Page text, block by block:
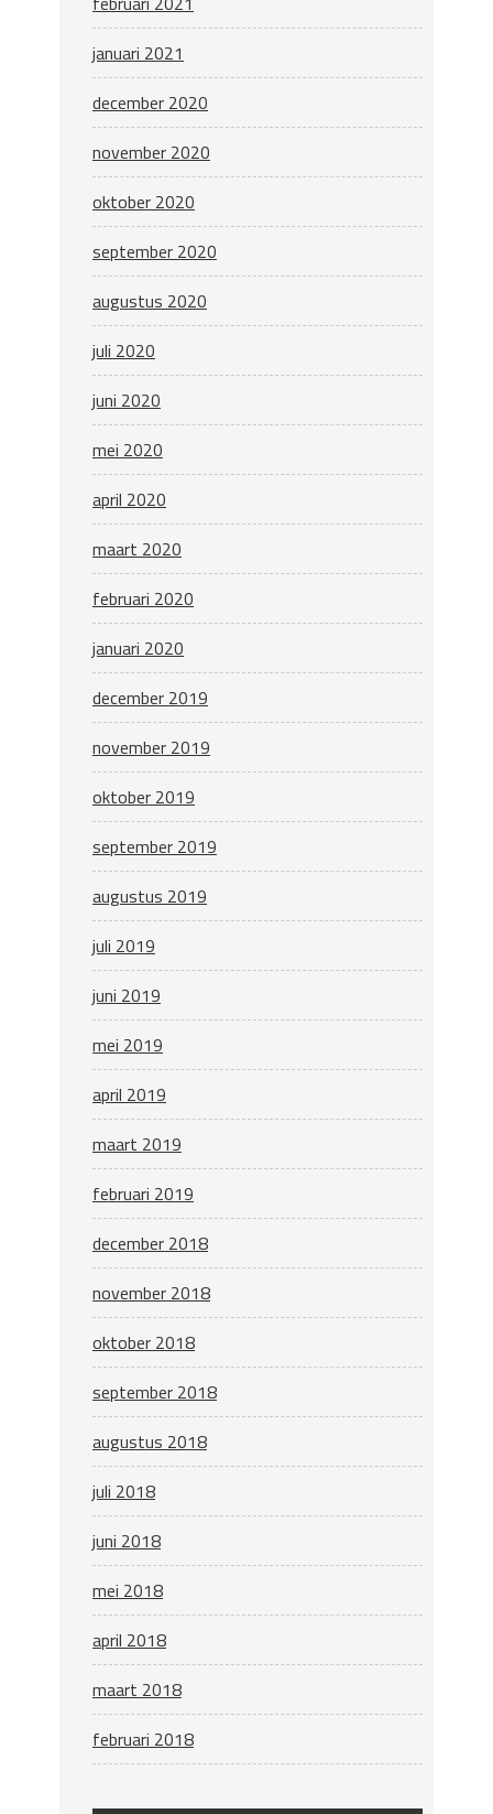
januari 2021
december 2020
november 2020
oktober 2020
september 2020
augustus 2020
juli 2020
juni 2020
mei 2020
april 2020
maart 2020
februari 2020
januari 2020
december 2019
november 2019
oktober 2019
september 2019
augustus 2019
juli 2019
juni 2019
mei 2019
april 2019
maart 2019
februari 2019
december 2018
november 2018
oktober 2018
september 2018
augustus 2018
juli 2018
juni 2018
mei 2018
april 2018
maart 2018
februari 2018